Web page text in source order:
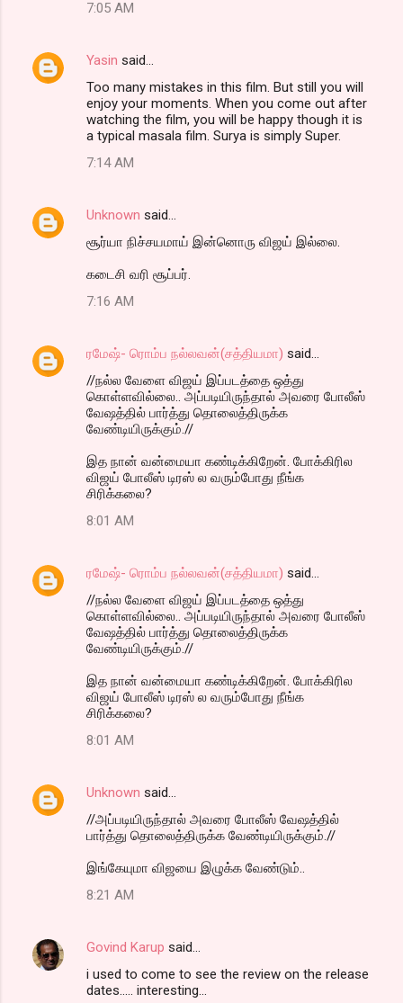
7:05 AM
Yasin said…
Too many mistakes in this film. But still you will
enjoy your moments. When you come out after
watching the film, you will be happy though it is
a typical masala film. Surya is simply Super.
7:14 AM
Unknown said…
சூர்யா நிச்சயமாய் இன்னொரு விஜய் இல்லை.
கடைசி வரி சூப்பர்.
7:16 AM
ரமேஷ்- ரொம்ப நல்லவன்(சத்தியமா) said…
//நல்ல வேளை விஜய் இப்படத்தை ஒத்து
கொள்ளவில்லை.. அப்படியிருந்தால் அவரை போலீஸ்
வேஷத்தில் பார்த்து தொலைத்திருக்க
வேண்டியிருக்கும்.//
இத நான் வன்மையா கண்டிக்கிறேன். போக்கிரில
விஜய் போலீஸ் டிரஸ் ல வரும்போது நீங்க
சிரிக்கலை?
8:01 AM
ரமேஷ்- ரொம்ப நல்லவன்(சத்தியமா) said…
//நல்ல வேளை விஜய் இப்படத்தை ஒத்து
கொள்ளவில்லை.. அப்படியிருந்தால் அவரை போலீஸ்
வேஷத்தில் பார்த்து தொலைத்திருக்க
வேண்டியிருக்கும்.//
இத நான் வன்மையா கண்டிக்கிறேன். போக்கிரில
விஜய் போலீஸ் டிரஸ் ல வரும்போது நீங்க
சிரிக்கலை?
8:01 AM
Unknown said…
//அப்படியிருந்தால் அவரை போலீஸ் வேஷத்தில்
பார்த்து தொலைத்திருக்க வேண்டியிருக்கும்.//
இங்கேயுமா விஜயை இழுக்க வேண்டும்..
8:21 AM
Govind Karup said…
i used to come to see the review on the release
dates..... interesting...